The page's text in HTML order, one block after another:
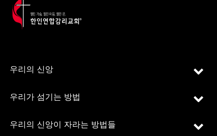
우리의 신앙
우리가 섬기는 방법
우리의 신앙이 자라는 방법들